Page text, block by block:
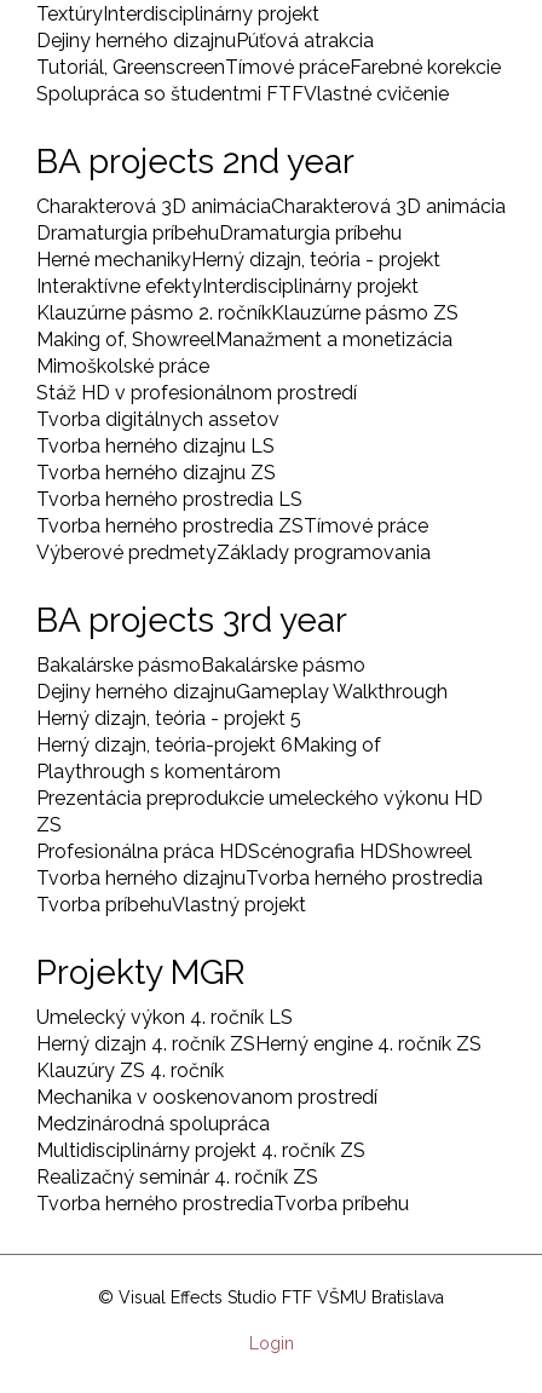
TextúryInterdisciplinárny projekt
Dejiny herného dizajnuPúťová atrakcia
Tutoriál, GreenscreenTímové práceFarebné korekcie
Spolupráca so študentmi FTFVlastné cvičenie
BA projects 2nd year
Charakterová 3D animáciaCharakterová 3D animácia
Dramaturgia príbehuDramaturgia príbehu
Herné mechanikyHerný dizajn, teória - projekt
Interaktívne efektyInterdisciplinárny projekt
Klauzúrne pásmo 2. ročníkKlauzúrne pásmo ZS
Making of, ShowreelManažment a monetizácia
Mimoškolské práce
Stáž HD v profesionálnom prostredí
Tvorba digitálnych assetov
Tvorba herného dizajnu LS
Tvorba herného dizajnu ZS
Tvorba herného prostredia LS
Tvorba herného prostredia ZSTímové práce
Výberové predmetyZáklady programovania
BA projects 3rd year
Bakalárske pásmoBakalárske pásmo
Dejiny herného dizajnuGameplay Walkthrough
Herný dizajn, teória - projekt 5
Herný dizajn, teória-projekt 6Making of
Playthrough s komentárom
Prezentácia preprodukcie umeleckého výkonu HD
ZS
Profesionálna práca HDScénografia HDShowreel
Tvorba herného dizajnuTvorba herného prostredia
Tvorba príbehuVlastný projekt
Projekty MGR
Umelecký výkon 4. ročník LS
Herný dizajn 4. ročník ZSHerný engine 4. ročník ZS
Klauzúry ZS 4. ročník
Mechanika v ooskenovanom prostredí
Medzinárodná spolupráca
Multidisciplinárny projekt 4. ročník ZS
Realizačný seminár 4. ročník ZS
Tvorba herného prostrediaTvorba príbehu
© Visual Effects Studio FTF VŠMU Bratislava
Login